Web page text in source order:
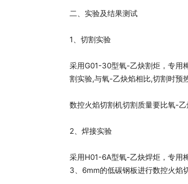
二、实验及结果测试
1、切割实验
采用G01-30型氧-乙炔割炬，专用
割实验,与氧-乙炔焰相比,切割时预
数控火焰切割机切割质量要比氧-
2、焊接实验
采用H01-6A型氧-乙炔焊炬，专用
3、6mm的低碳钢板进行数控火焰